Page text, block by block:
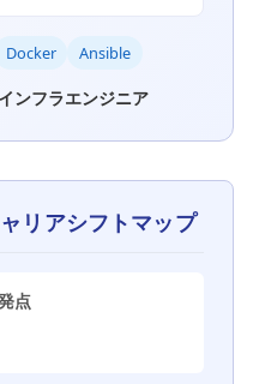
Docker Ansible
ンフラエンジニア
リアシフトマップ
点